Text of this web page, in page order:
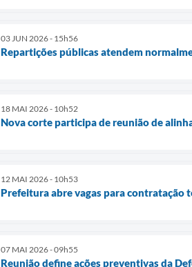
03 JUN 2026 - 15h56
Repartições públicas atendem
18 MAI 2026 - 10h52
Nova corte participa de reunião de
12 MAI 2026 - 10h53
Prefeitura abre vagas para contratação
07 MAI 2026 - 09h55
Reunião define ações preventivas da